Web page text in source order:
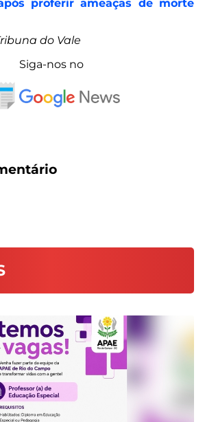
proferir ameaças de morte
do Vale
Siga-nos no